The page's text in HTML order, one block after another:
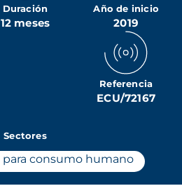
Duración
12 meses
Año de inicio
2019
Referencia
ECU/72167
Sectores
para consumo humano